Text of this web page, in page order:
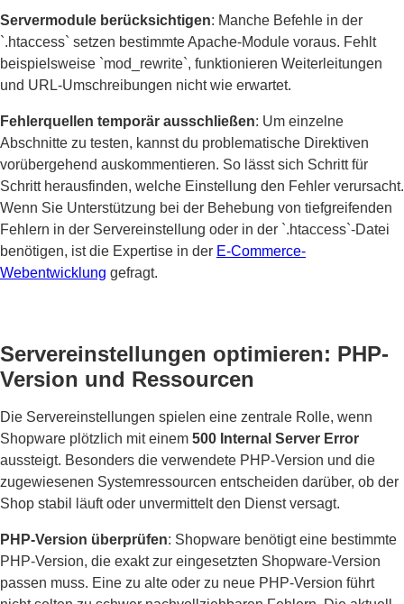
Servermodule berücksichtigen: Manche Befehle in der
`.htaccess` setzen bestimmte Apache-Module voraus. Fehlt
beispielsweise `mod_rewrite`, funktionieren Weiterleitungen
und URL-Umschreibungen nicht wie erwartet.
Fehlerquellen temporär ausschließen: Um einzelne
Abschnitte zu testen, kannst du problematische Direktiven
vorübergehend auskommentieren. So lässt sich Schritt für
Schritt herausfinden, welche Einstellung den Fehler verursacht.
Wenn Sie Unterstützung bei der Behebung von tiefgreifenden
Fehlern in der Servereinstellung oder in der `.htaccess`-Datei
benötigen, ist die Expertise in der E-Commerce-
Webentwicklung gefragt.
Servereinstellungen optimieren: PHP-
Version und Ressourcen
Die Servereinstellungen spielen eine zentrale Rolle, wenn
Shopware plötzlich mit einem 500 Internal Server Error
aussteigt. Besonders die verwendete PHP-Version und die
zugewiesenen Systemressourcen entscheiden darüber, ob der
Shop stabil läuft oder unvermittelt den Dienst versagt.
PHP-Version überprüfen: Shopware benötigt eine bestimmte
PHP-Version, die exakt zur eingesetzten Shopware-Version
passen muss. Eine zu alte oder zu neue PHP-Version führt